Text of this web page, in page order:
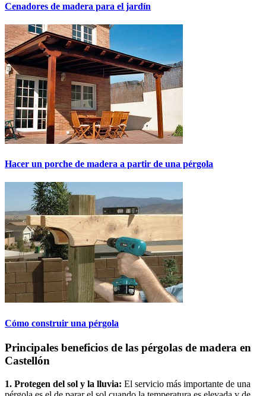
Cenadores de madera para el jardín
Hacer un porche de madera a partir de una pérgola
Cómo construir una pérgola
Principales beneficios de las pérgolas de madera en
Castellón
1. Protegen del sol y la lluvia: El servicio más importante de una